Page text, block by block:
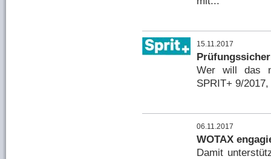
15.11.2017
Wer will das
SPRIT+ 9/
06.11.2017
WOTAX
Damit